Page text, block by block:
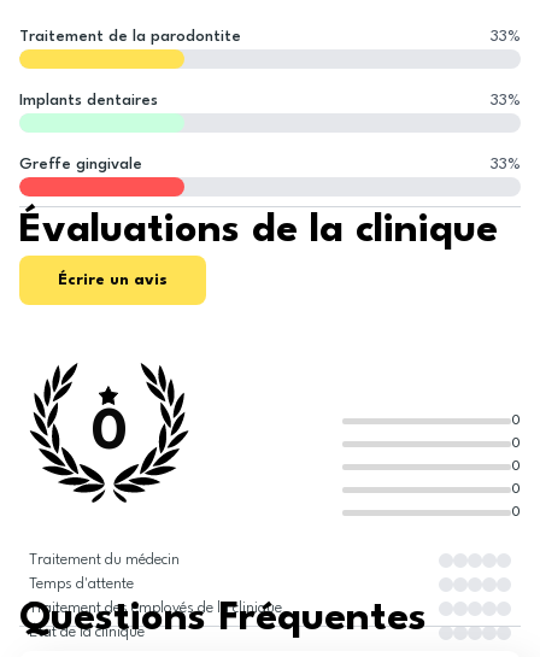
Traitement de la parodontite 33%
Implants dentaires 33%
Greffe gingivale 33%
Évaluations de la clinique
Écrire un avis
0
0
0
0
0
0
Traitement du médecin
Temps d'attente
Traitement des employés de la clinique
État de la clinique
Questions Fréquentes